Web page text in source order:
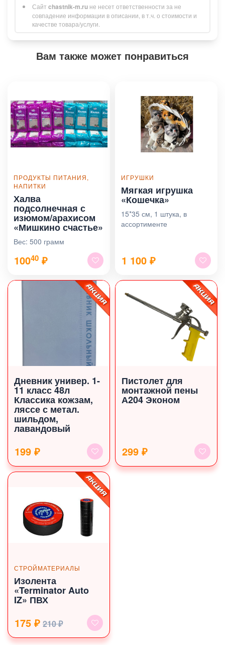
Сайт chastnik-m.ru не несет ответственности за не
совпадение информации в описании, в т.ч. о стоимости и
качестве товара/услуги.
Вам также может понравиться
ПРОДУКТЫ ПИТАНИЯ,
НАПИТКИ
Халва
подсолнечная с
изюмом/арахисом
«Мишкино счастье»
Вес: 500 грамм
10040 ₽
ИГРУШКИ
Мягкая игрушка
«Кошечка»
15*35 см, 1 штука, в
ассортименте
1 100 ₽
Дневник универ. 1-
11 класс 48л
Классика кожзам,
ляссе с метал.
шильдом,
лавандовый
199 ₽
Пистолет для
монтажной пены
А204 Эконом
299 ₽
СТРОЙМАТЕРИАЛЫ
Изолента
«Terminator Auto
IZ» ПВХ
175 ₽ 210 ₽